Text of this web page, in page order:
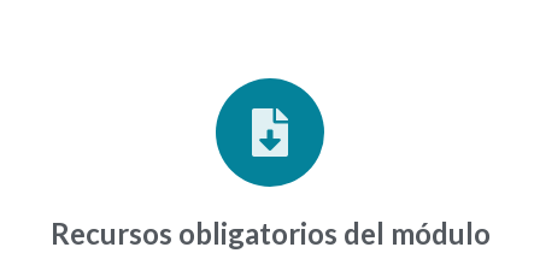
Recursos obligatorios del módulo